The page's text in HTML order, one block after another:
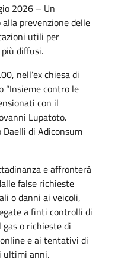
2026 – Un
prevenzione delle
utili per
diffusi.
nell’ex chiesa di
“Insieme contro le
con il
Lupatoto.
Daelli di Adiconsum
e affronterà
false richieste
o danni ai veicoli,
a finti controlli di
o richieste di
e ai tentativi di
ultimi anni.